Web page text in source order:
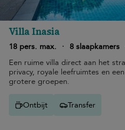
Villa Inasia
18 pers. max.
· 8 slaapkamers
Een ruime villa direct aan het
privacy, royale leefruimtes en
grotere groepen.
Ontbijt Transfer